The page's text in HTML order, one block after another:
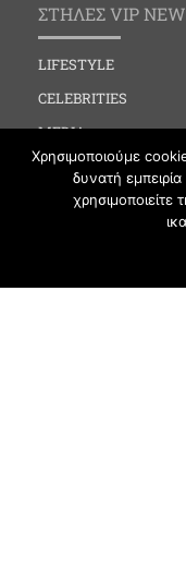
ΣΤΗΛΕΣ VIP
LIFESTYLE
CELEBRITIES
MEDIA
SOCIAL EVENTS
CLUBBING
Χρησιμοποιούμε
δυνατή